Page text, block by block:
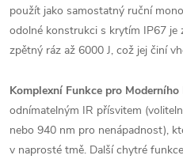
použít jako samostatný ruční
odolné konstrukci s krytím IP67 je
zpětný ráz až 6000 J, což jej činí
Komplexní Funkce pro Moderního
odnímatelným IR přísvitem
nebo 940 nm pro nenápadnost),
v naprosté tmě. Další chytré